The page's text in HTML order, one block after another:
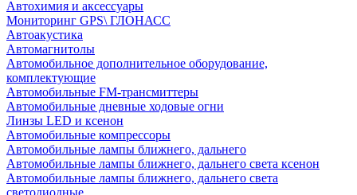
Автохимия и аксессуары
Мониторинг GPS\ ГЛОНАСС
Автоакустика
Автомагнитолы
Автомобильное дополнительное оборудование,
комплектующие
Автомобильные FM-трансмиттеры
Автомобильные дневные ходовые огни
Линзы LED и ксенон
Автомобильные компрессоры
Автомобильные лампы ближнего, дальнего
Автомобильные лампы ближнего, дальнего света ксенон
Автомобильные лампы ближнего, дальнего света
светодиодные